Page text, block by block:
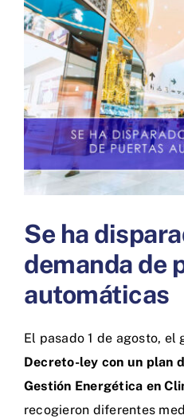
más
grande
Se ha
demanda de
automáticas
El pasado 1 de agosto, el
Decreto-ley con un plan
Gestión Energética en
recogieron diferentes